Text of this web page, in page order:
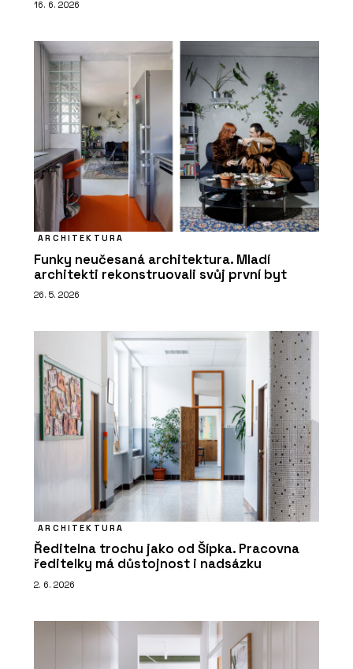
16. 6. 2026
ARCHITEKTURA
Funky neučesaná architektura. Mladí
architekti rekonstruovali svůj první byt
26. 5. 2026
ARCHITEKTURA
Ředitelna trochu jako od Šípka. Pracovna
ředitelky má důstojnost i nadsázku
2. 6. 2026